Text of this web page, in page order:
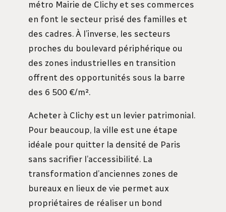
métro Mairie de Clichy et ses commerces
en font le secteur prisé des familles et
des cadres. À l’inverse, les secteurs
proches du boulevard périphérique ou
des zones industrielles en transition
offrent des opportunités sous la barre
des 6 500 €/m².
Acheter à Clichy est un levier patrimonial.
Pour beaucoup, la ville est une étape
idéale pour quitter la densité de Paris
sans sacrifier l’accessibilité. La
transformation d’anciennes zones de
bureaux en lieux de vie permet aux
propriétaires de réaliser un bond